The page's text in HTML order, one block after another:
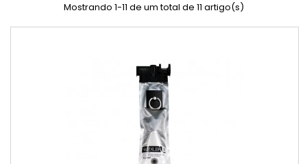
Mostrando 1-11 de um total de 11 artigo(s)